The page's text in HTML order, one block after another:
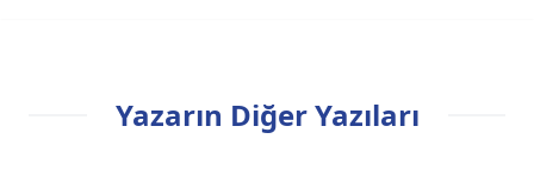
Yazarın Diğer Yazıları